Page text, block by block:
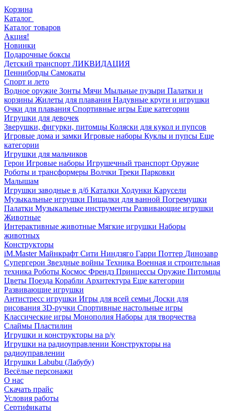
Корзина
Каталог
Каталог товаров
Акция!
Новинки
Подарочные боксы
Детский транспорт ЛИКВИДАЦИЯ
Пенниборды Самокаты
Спорт и лето
Водное оружие Зонты Мячи Мыльные пузыри Палатки и
корзины Жилеты для плавания Надувные круги и игрушки
Очки для плавания Спортивные игры Еще категории
Игрушки для девочек
Зверушки, фигурки, питомцы Коляски для кукол и пупсов
Игровые дома и замки Игровые наборы Куклы и пупсы Еще
категории
Игрушки для мальчиков
Герои Игровые наборы Игрушечный транспорт Оружие
Роботы и трансформеры Волчки Треки Парковки
Малышам
Игрушки заводные в д/б Каталки Ходунки Карусели
Музыкальные игрушки Пищалки для ванной Погремушки
Палатки Музыкальные инструменты Развивающие игрушки
Животные
Интерактивные животные Мягкие игрушки Наборы
животных
Конструкторы
iM.Master Майнкрафт Сити Ниндзяго Гарри Поттер Динозавр
Супергерои Звездные войны Техника Военная и строительная
техника Роботы Космос Френдз Принцессы Оружие Питомцы
Цветы Поезда Корабли Архитектура Еще категории
Развивающие игрушки
Антистресс игрушки Игры для всей семьи Доски для
рисования 3D-ручки Спортивные настольные игры
Классические игры Монополия Наборы для творчества
Слаймы Пластилин
Игрушки и конструкторы на р/у
Игрушки на радиоуправлении Конструкторы на
радиоуправлении
Игрушки Labubu (Лабубу)
Весёлые персонажи
О нас
Скачать прайс
Условия работы
Сертификаты